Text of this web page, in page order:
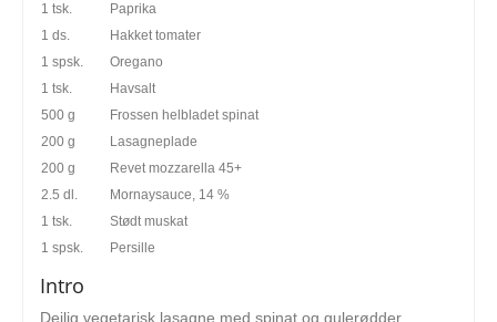
1 tsk.
Paprika
1 ds.
Hakket tomater
1 spsk.
Oregano
1 tsk.
Havsalt
500 g
Frossen helbladet spinat
200 g
Lasagneplade
200 g
Revet mozzarella 45+
2.5 dl.
Mornaysauce, 14 %
1 tsk.
Stødt muskat
1 spsk.
Persille
Intro
Dejlig vegetarisk lasagne med spinat og gulerødder.